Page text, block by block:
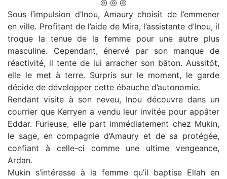
◎ ◎ ◎
Sous l’impulsion d’Inou, Amaury choisit de l’emmener
en ville. Profitant de l’aide de Mira, l’assistante d’Inou, il
troque la tenue de la femme pour une autre plus
masculine. Cependant, énervé par son manque de
réactivité, il tente de lui arracher son bâton. Aussitôt,
elle le met à terre. Surpris sur le moment, le garde
décide de développer cette ébauche d’autonomie.
Rendant visite à son neveu, Inou découvre dans un
courrier que Kerryen a vendu leur invitée pour appâter
Eddar. Furieuse, elle part immédiatement chez Mukin,
le sage, en compagnie d’Amaury et de sa protégée,
confiant à celle-ci comme une ultime vengeance,
Ardan.
Mukin s’intéresse à la femme qu’il baptise Ellah en